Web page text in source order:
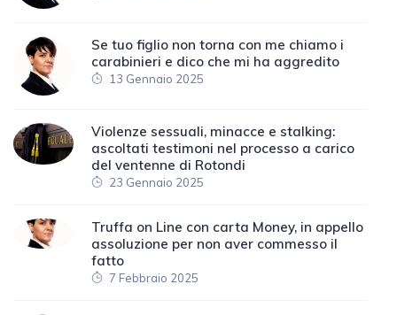
Se tuo figlio non torna con me chiamo i
carabinieri e dico che mi ha aggredito
13 Gennaio 2025
Violenze sessuali, minacce e stalking:
ascoltati testimoni nel processo a carico
del ventenne di Rotondi
23 Gennaio 2025
Truffa on Line con carta Money, in appello
assoluzione per non aver commesso il
fatto
7 Febbraio 2025